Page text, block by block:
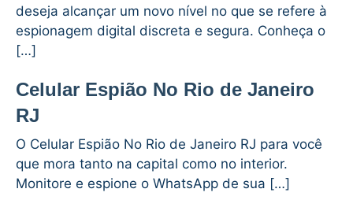
deseja alcançar um novo nível no que se refere à
espionagem digital discreta e segura. Conheça o
[…]
Celular Espião No Rio de Janeiro
RJ
O Celular Espião No Rio de Janeiro RJ para você
que mora tanto na capital como no interior.
Monitore e espione o WhatsApp de sua […]